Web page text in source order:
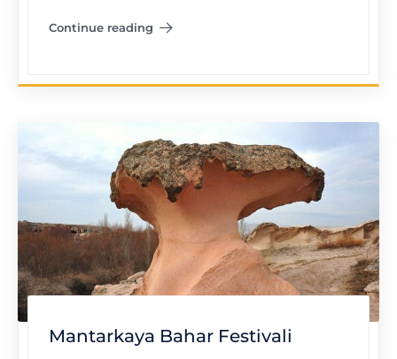
Continue reading
"Yozgat Bozok Üniversitesi Bahar Şenliği"
Mantarkaya Bahar Festivali